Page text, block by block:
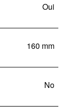
Oui
160 mm
No